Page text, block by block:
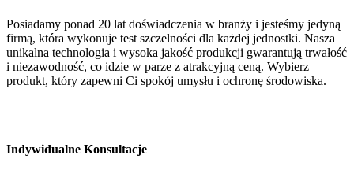
Posiadamy ponad 20 lat doświadczenia w branży i jesteśmy jedyną
firmą, która wykonuje test szczelności dla każdej jednostki. Nasza
unikalna technologia i wysoka jakość produkcji gwarantują trwałość
i niezawodność, co idzie w parze z atrakcyjną ceną. Wybierz
produkt, który zapewni Ci spokój umysłu i ochronę środowiska.
Indywidualne Konsultacje